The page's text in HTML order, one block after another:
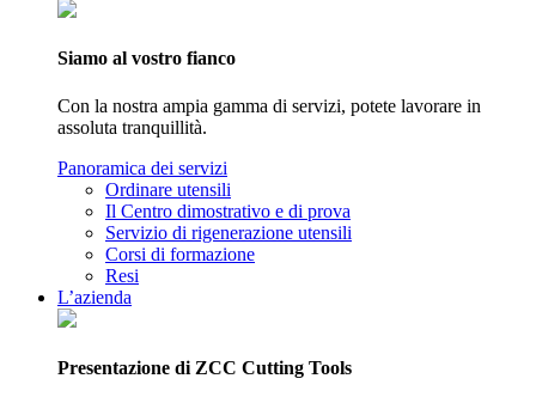
Siamo al vostro fianco
Con la nostra ampia gamma di servizi, potete lavorare in
assoluta tranquillità.
Panoramica dei servizi
Ordinare utensili
Il Centro dimostrativo e di prova
Servizio di rigenerazione utensili
Corsi di formazione
Resi
L’azienda
Presentazione di ZCC Cutting Tools